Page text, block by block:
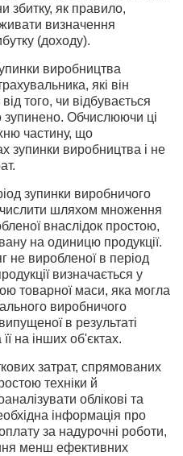
збитку, як правило,
визначення
(доходу).
виробництва
які він
того, чи відбувається
зупинено. Обчислюючи ці
частину, що
зупинки виробництва і не
зупинки виробничого
шляхом множення
внаслідок простою,
на одиницю продукції.
не виробленої в період
визначається у
товарної маси, яка могла
виробничого
в результаті
на інших об'єктах.
затрат, спрямованих
техніки й
облікові та
інформація про
за надурочні роботи,
менш ефективних